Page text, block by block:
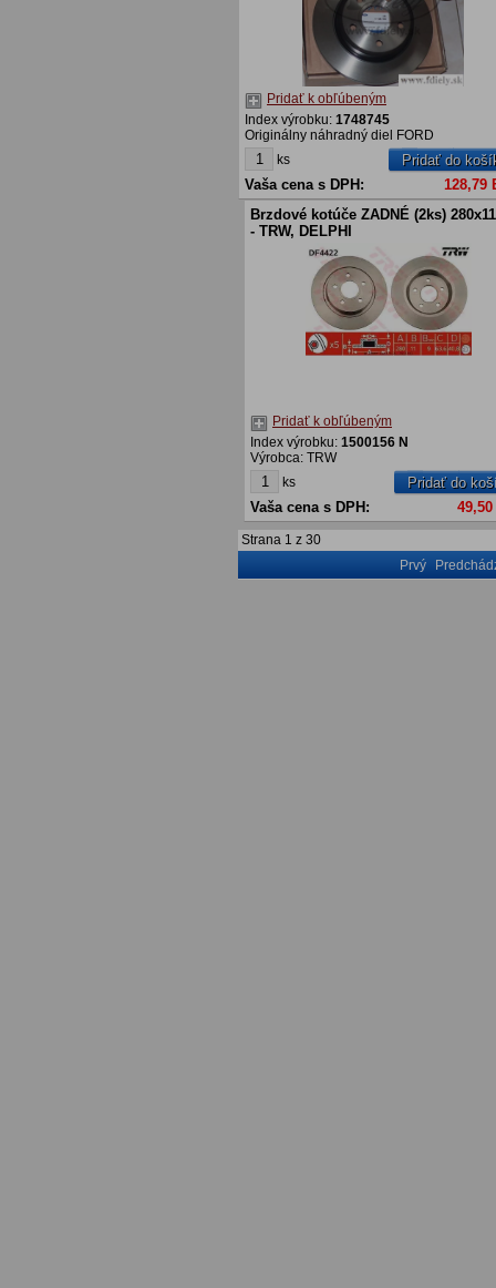
Pridať k obľúbeným
Index výrobku: 1748745
Originálny náhradný diel FORD
ks
Pridať do
Vaša cena s DPH:
128,79
Brzdové kotúče ZADNÉ (2ks)
- TRW, DELPHI
Pridať k obľúbeným
Index výrobku: 1500156 N
Výrobca: TRW
ks
Pridať do
Vaša cena s DPH:
49,50
Strana 1 z 30
Prvý